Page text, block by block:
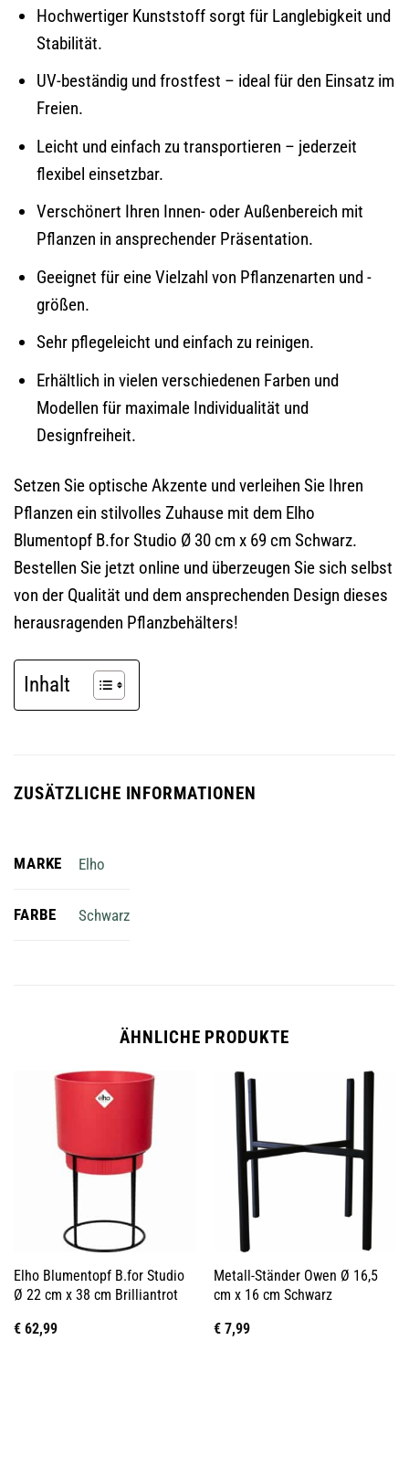
Hochwertiger Kunststoff sorgt für Langlebigkeit und
Stabilität.
UV-beständig und frostfest – ideal für den Einsatz im
Freien.
Leicht und einfach zu transportieren – jederzeit
flexibel einsetzbar.
Verschönert Ihren Innen- oder Außenbereich mit
Pflanzen in ansprechender Präsentation.
Geeignet für eine Vielzahl von Pflanzenarten und -
größen.
Sehr pflegeleicht und einfach zu reinigen.
Erhältlich in vielen verschiedenen Farben und
Modellen für maximale Individualität und
Designfreiheit.
Setzen Sie optische Akzente und verleihen Sie Ihren
Pflanzen ein stilvolles Zuhause mit dem Elho
Blumentopf B.for Studio Ø 30 cm x 69 cm Schwarz.
Bestellen Sie jetzt online und überzeugen Sie sich selbst
von der Qualität und dem ansprechenden Design dieses
herausragenden Pflanzbehälters!
Inhalt
ZUSÄTZLICHE INFORMATIONEN
MARKE Elho
FARBE Schwarz
ÄHNLICHE PRODUKTE
Elho Blumentopf B.for Studio
Ø 22 cm x 38 cm Brilliantrot
€62,99
Metall-Ständer Owen Ø 16,5
cm x 16 cm Schwarz
€7,99